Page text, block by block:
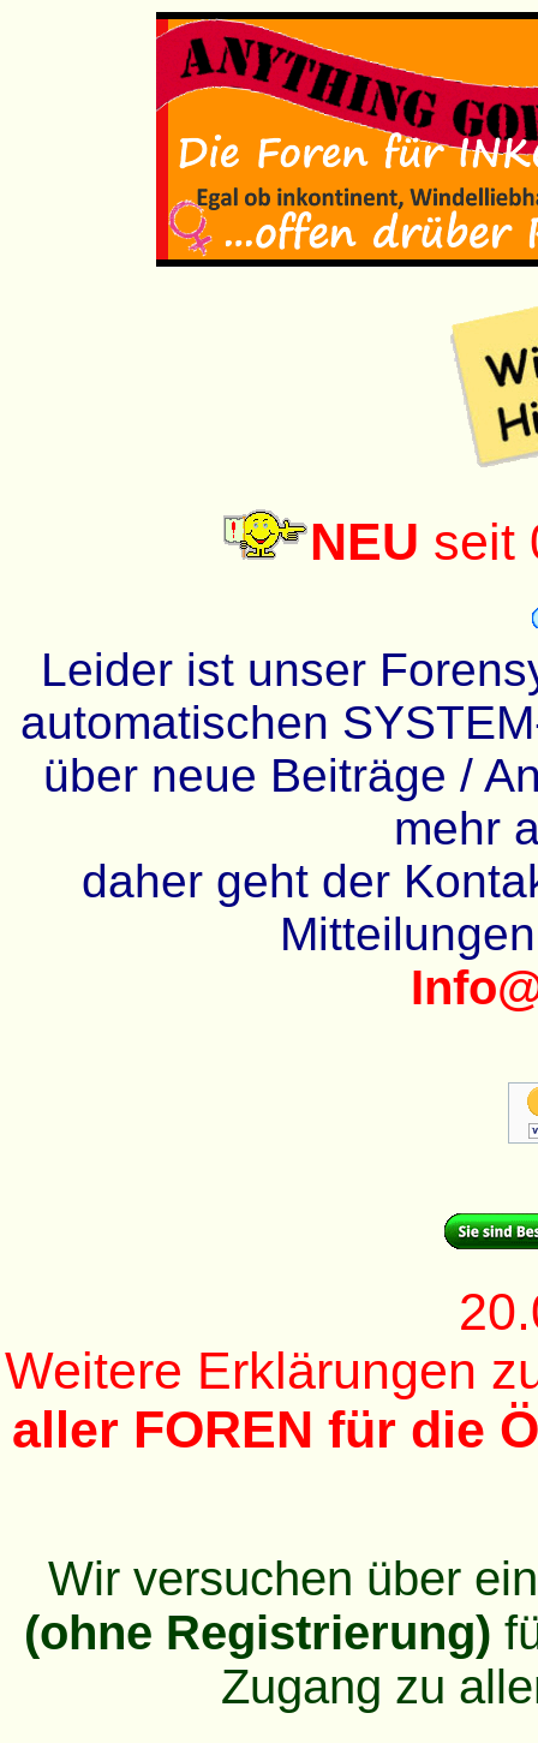
NEU seit
Leider ist unser
automatischen
über neue Beiträge /
mehr
daher geht der
Weitere Erklärungen
aller FOREN für die
Wir versuchen über
(ohne Registrierung)
Zugang zu